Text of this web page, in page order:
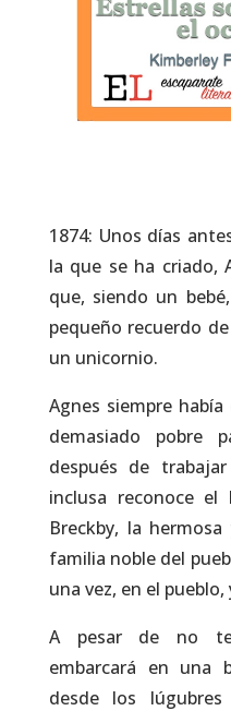
1874: Unos días
la que se ha criado,
que, siendo un
pequeño recuerdo
un unicornio.
Agnes siempre
demasiado pobre
después de
inclusa reconoce el
Breckby, la
familia noble del
una vez, en el
A pesar de no
embarcará en una
desde los